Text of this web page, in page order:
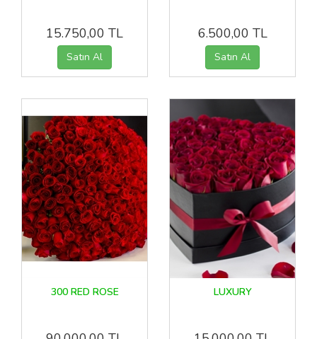
15.750,00 TL 6.500,00 TL
300 RED ROSE LUXURY